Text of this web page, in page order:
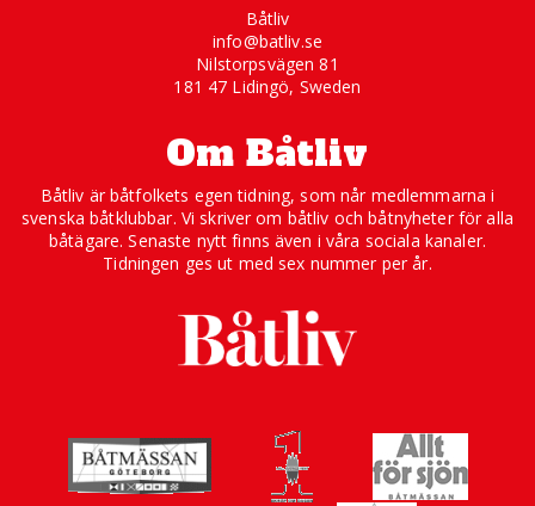
Båtliv
info@batliv.se
Nilstorpsvägen 81
181 47 Lidingö, Sweden
Om Båtliv
Båtliv är båtfolkets egen tidning, som når medlemmarna i
svenska båtklubbar. Vi skriver om båtliv och båtnyheter för alla
båtägare. Senaste nytt finns även i våra sociala kanaler.
Tidningen ges ut med sex nummer per år.